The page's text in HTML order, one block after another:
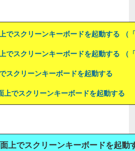
でスクリーンキーボードを起動する （
でスクリーンキーボードを起動する （
スクリーンキーボードを起動する
でスクリーンキーボードを起動する
上でスクリーンキーボードを起動